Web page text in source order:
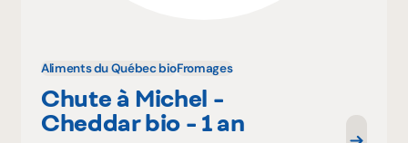
Aliments du Québec bioFromages
Chute à Michel -
Cheddar bio - 1 an